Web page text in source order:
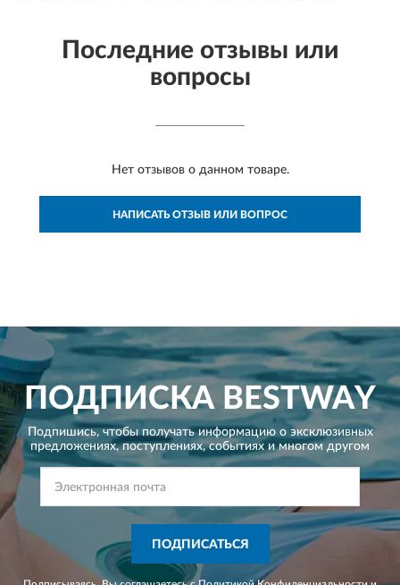
Последние отзывы или
вопросы
Нет отзывов о данном товаре.
НАПИСАТЬ ОТЗЫВ ИЛИ ВОПРОС
ПОДПИСКАBESTWAY
Подпишись, чтобы получать информацию о эксклюзивных
предложениях,поступлениях, событиях и многом другом
ПОДПИСАТЬСЯ